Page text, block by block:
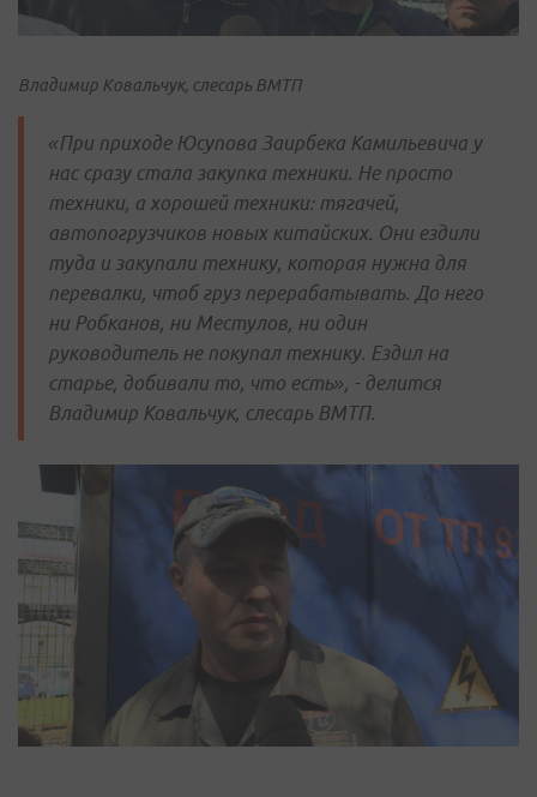
Владимир Ковальчук, слесарь ВМТП
«При приходе Юсупова Заирбека Камильевича у
нас сразу стала закупка техники. Не просто
техники, а хорошей техники: тягачей,
автопогрузчиков новых китайских. Они ездили
туда и закупали технику, которая нужна для
перевалки, чтоб груз перерабатывать. До него
ни Робканов, ни Местулов, ни один
руководитель не покупал технику. Ездил на
старье, добивали то, что есть», - делится
Владимир Ковальчук, слесарь ВМТП.